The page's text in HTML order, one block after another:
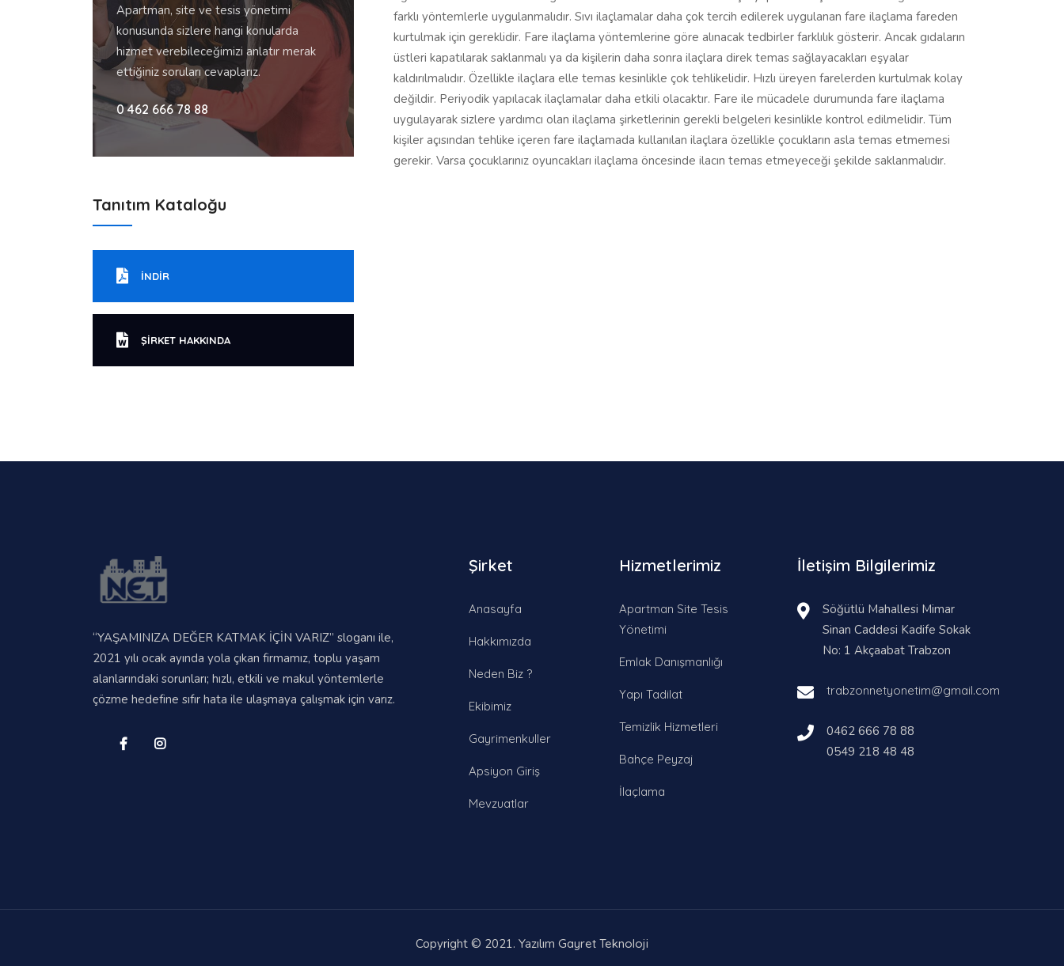
Apartman, site ve tesis yönetimi
konusunda sizlere hangi konularda
hizmet verebileceğimizi anlatır merak
ettiğiniz soruları cevaplarız.
0 462 666 78 88
Tanıtım Kataloğu
İNDIR
ŞIRKET HAKKINDA
farklı yöntemlerle uygulanmalıdır. Sıvı ilaçlamalar daha çok tercih edilerek uygulanan fare ilaçlama fareden
kurtulmak için gereklidir. Fare ilaçlama yöntemlerine göre alınacak tedbirler farklılık gösterir. Ancak gıdaların
üstleri kapatılarak saklanmalı ya da kişilerin daha sonra ilaçlara direk temas sağlayacakları eşyalar
kaldırılmalıdır. Özellikle ilaçlara elle temas kesinlikle çok tehlikelidir. Hızlı üreyen farelerden kurtulmak kolay
değildir. Periyodik yapılacak ilaçlamalar daha etkili olacaktır. Fare ile mücadele durumunda fare ilaçlama
uygulayarak sizlere yardımcı olan ilaçlama şirketlerinin gerekli belgeleri kesinlikle kontrol edilmelidir. Tüm
kişiler açısından tehlike içeren fare ilaçlamada kullanılan ilaçlara özellikle çocukların asla temas etmemesi
gerekir. Varsa çocuklarınız oyuncakları ilaçlama öncesinde ilacın temas etmeyeceği şekilde saklanmalıdır.
“YAŞAMINIZA DEĞER KATMAK İÇİN VARIZ” sloganı ile,
2021 yılı ocak ayında yola çıkan firmamız, toplu yaşam
alanlarındaki sorunları; hızlı, etkili ve makul yöntemlerle
çözme hedefine sıfır hata ile ulaşmaya çalışmak için varız.
Şirket
Anasayfa
Hakkımızda
Neden Biz ?
Ekibimiz
Gayrimenkuller
Apsiyon Giriş
Mevzuatlar
Hizmetlerimiz
Apartman Site Tesis
Yönetimi
Emlak Danışmanlığı
Yapı Tadilat
Temizlik Hizmetleri
Bahçe Peyzaj
İlaçlama
İletişim Bilgilerimiz
Söğütlü Mahallesi Mimar
Sinan Caddesi Kadife Sokak
No: 1 Akçaabat Trabzon
trabzonnetyonetim@gmail.com
0462 666 78 88
0549 218 48 48
Copyright © 2021. Yazılım Gayret Teknoloji